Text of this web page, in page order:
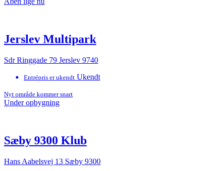
Jerslev Multipark
Sdr Ringgade 79 Jerslev 9740
Entrépris er ukendt Ukendt
Nyt område kommer snart
Under opbygning
Sæby 9300 Klub
Hans Aabelsvej 13 Sæby 9300